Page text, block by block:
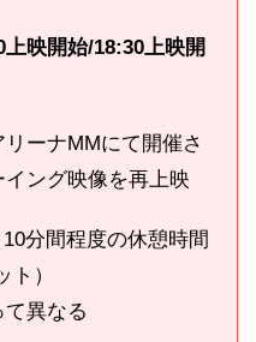
映開始/18:30上映開
ーナMMにて開催さ
ング映像を再上映
分間程度の休憩時間
）
異なる